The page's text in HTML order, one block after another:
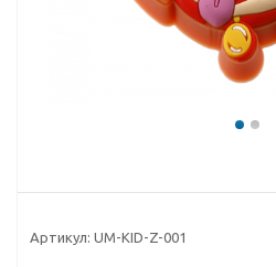
Артикул: UM-KID-Z-001